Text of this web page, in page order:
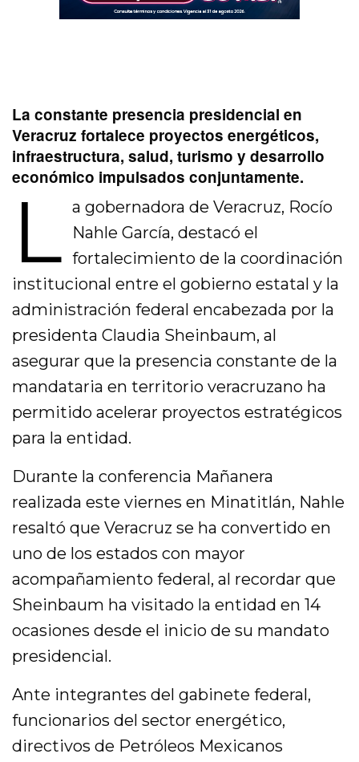
La constante presencia presidencial en
Veracruz fortalece proyectos energéticos,
infraestructura, salud, turismo y desarrollo
económico impulsados conjuntamente.
L a gobernadora de Veracruz, Rocío
Nahle García, destacó el
fortalecimiento de la coordinación
institucional entre el gobierno estatal y la
administración federal encabezada por la
presidenta Claudia Sheinbaum, al
asegurar que la presencia constante de la
mandataria en territorio veracruzano ha
permitido acelerar proyectos estratégicos
para la entidad.
Durante la conferencia Mañanera
realizada este viernes en Minatitlán, Nahle
resaltó que Veracruz se ha convertido en
uno de los estados con mayor
acompañamiento federal, al recordar que
Sheinbaum ha visitado la entidad en 14
ocasiones desde el inicio de su mandato
presidencial.
Ante integrantes del gabinete federal,
funcionarios del sector energético,
directivos de Petróleos Mexicanos